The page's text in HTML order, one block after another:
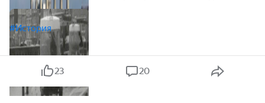
#История
23 20